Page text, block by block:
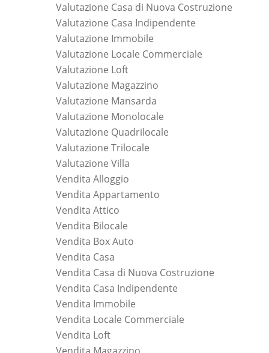
Valutazione Casa di Nuova Costruzione
Valutazione Casa Indipendente
Valutazione Immobile
Valutazione Locale Commerciale
Valutazione Loft
Valutazione Magazzino
Valutazione Mansarda
Valutazione Monolocale
Valutazione Quadrilocale
Valutazione Trilocale
Valutazione Villa
Vendita Alloggio
Vendita Appartamento
Vendita Attico
Vendita Bilocale
Vendita Box Auto
Vendita Casa
Vendita Casa di Nuova Costruzione
Vendita Casa Indipendente
Vendita Immobile
Vendita Locale Commerciale
Vendita Loft